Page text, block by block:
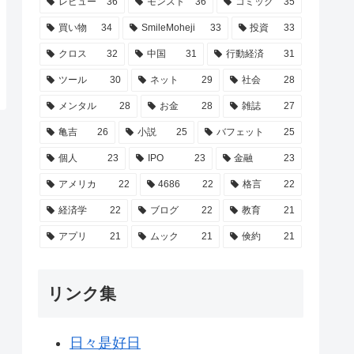
買い物 34 SmileMoheji 33 投資 33
クロス 32 中国 31 行動経済 31
ツール 30 ネット 29 社会 28
メンタル 28 お金 28 雑誌 27
亀吉 26 小説 25 バフェット 25
個人 23 IPO 23 金融 23
アメリカ 22 4686 22 格言 22
経済学 22 ブログ 22 教育 21
アプリ 21 ムック 21 倹約 21
リンク集
日々是好日